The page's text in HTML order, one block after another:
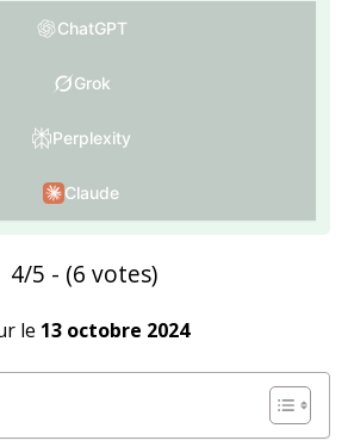
ChatGPT
Grok
Perplexity
Claude
4/5 - (6 votes)
le 13 octobre 2024